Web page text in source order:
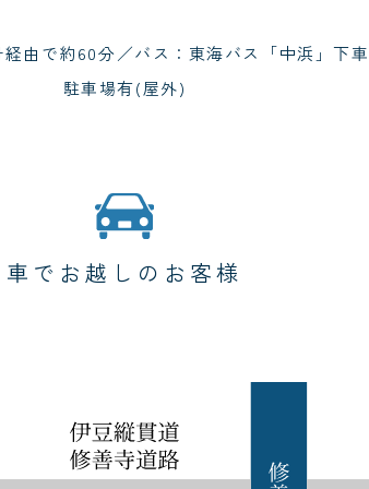
由で約60分／バス：東海バス「中浜」下
駐車場有(屋外)
車でお越しのお客様